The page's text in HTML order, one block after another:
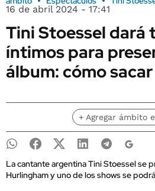
16 de abril 2024 - 17:41
Tini Stoessel dará
íntimos para
álbum: cómo
+ Agregar ámbito
La cantante argentina Tini Stoessel se
Hurlingham y uno de los shows se